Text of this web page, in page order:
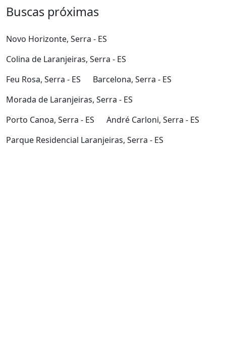
Buscas próximas
Novo Horizonte, Serra - ES
Colina de Laranjeiras, Serra - ES
Feu Rosa, Serra - ES
Barcelona, Serra - ES
Morada de Laranjeiras, Serra - ES
Porto Canoa, Serra - ES
André Carloni, Serra - ES
Parque Residencial Laranjeiras, Serra - ES